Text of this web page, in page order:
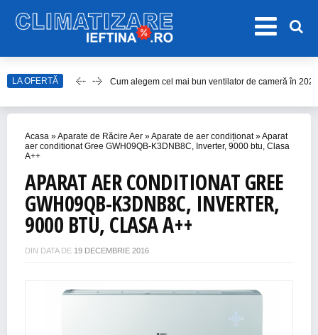
LA OFERTĂ
Top Aparate de Aer Condiționat Ieftine pentru Vară
Top 10 Aparate de Aer Condiționat Portabile fără
Acasa »Aparate de Răcire Aer »Aparate de aer condiționat»Aparat
aer conditionat Gree GWH09QB-K3DNB8C, Inverter, 9000 btu, Clasa
A++
APARAT AER CONDITIONAT GREE
GWH09QB-K3DNB8C, INVERTER,
9000 BTU, CLASA A++
DIN DATA DE 19 DECEMBRIE 2016